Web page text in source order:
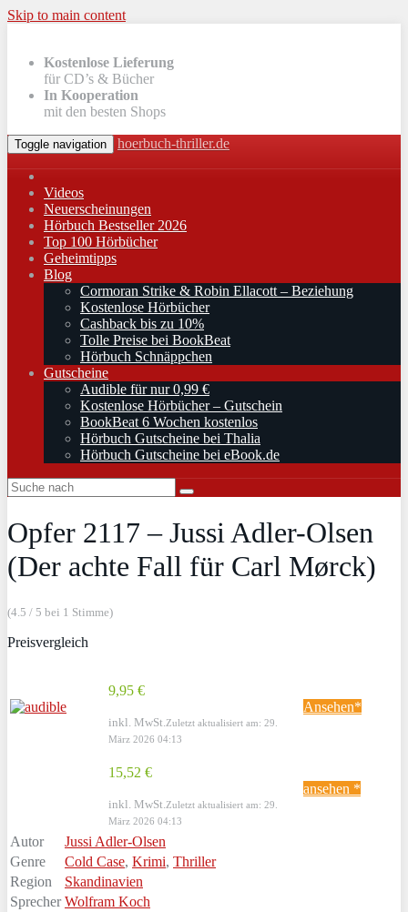
Skip to main content
Kostenlose Lieferung
für CD’s & Bücher
In Kooperation
mit den besten Shops
Toggle navigation hoerbuch-thriller.de
Videos
Neuerscheinungen
Hörbuch Bestseller 2026
Top 100 Hörbücher
Geheimtipps
Blog
Cormoran Strike & Robin Ellacott – Beziehung
Kostenlose Hörbücher
Cashback bis zu 10%
Tolle Preise bei BookBeat
Hörbuch Schnäppchen
Gutscheine
Audible für nur 0,99 €
Kostenlose Hörbücher – Gutschein
BookBeat 6 Wochen kostenlos
Hörbuch Gutscheine bei Thalia
Hörbuch Gutscheine bei eBook.de
Opfer 2117 – Jussi Adler-Olsen
(Der achte Fall für Carl Mørck)
(4.5 / 5 bei 1 Stimme)
Preisvergleich
9,95 €
inkl. MwSt. Zuletzt aktualisiert am: 29.
März 2026 04:13
Ansehen*
15,52 €
inkl. MwSt. Zuletzt aktualisiert am: 29.
März 2026 04:13
ansehen *
Autor
Jussi Adler-Olsen
Genre
Cold Case, Krimi, Thriller
Region
Skandinavien
Sprecher Wolfram Koch